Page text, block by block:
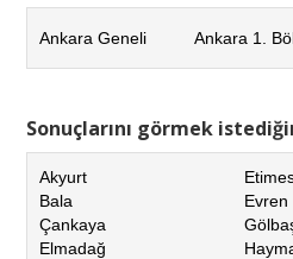
Ankara Geneli Ankara 1.
Sonuçlarını görmek
Akyurt
Bala
Çankaya
Elmadağ
Evren